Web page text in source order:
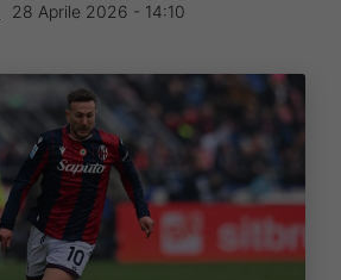
28 Aprile 2026 - 14:10